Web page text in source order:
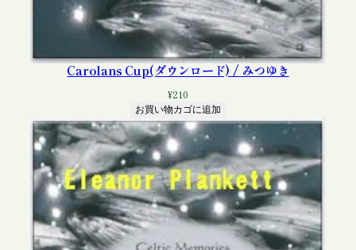
Carolans Cup(ダウンロード) / みつゆき
¥210
お買い物カゴに追加